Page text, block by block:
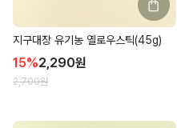
지구대장 유기농 옐로우스틱(45g)
15%2,290원
2,700원